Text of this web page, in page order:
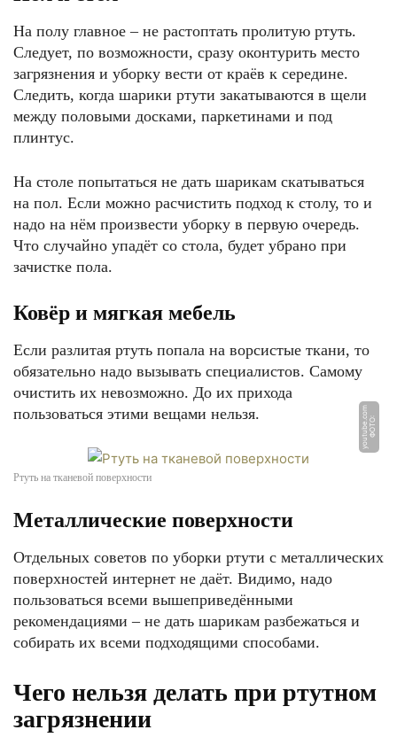
На полу главное – не растоптать пролитую ртуть.
Следует, по возможности, сразу оконтурить место
загрязнения и уборку вести от краёв к середине.
Следить, когда шарики ртути закатываются в щели
между половыми досками, паркетинами и под
плинтус.
На столе попытаться не дать шарикам скатываться
на пол. Если можно расчистить подход к столу, то и
надо на нём произвести уборку в первую очередь.
Что случайно упадёт со стола, будет убрано при
зачистке пола.
Ковёр и мягкая мебель
Если разлитая ртуть попала на ворсистые ткани, то
обязательно надо вызывать специалистов. Самому
очистить их невозможно. До их прихода
пользоваться этими вещами нельзя.
Ф
О
Т
О:
y
o
u
t
u
b
e.
c
o
m
Ртуть на тканевой поверхности
Металлические поверхности
Отдельных советов по уборки ртути с металлических
поверхностей интернет не даёт. Видимо, надо
пользоваться всеми вышеприведёнными
рекомендациями – не дать шарикам разбежаться и
собирать их всеми подходящими способами.
Чего нельзя делать при ртутном
загрязнении